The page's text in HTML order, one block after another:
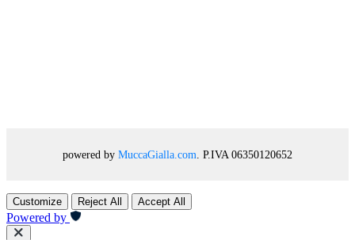
powered by MuccaGialla.com . P.IVA 06350120652
Customize Reject All Accept All
Powered by